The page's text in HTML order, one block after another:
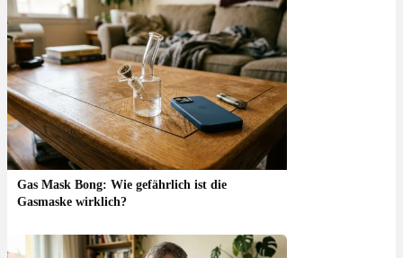
Gas Mask Bong: Wie gefährlich ist die
Gasmaske wirklich?